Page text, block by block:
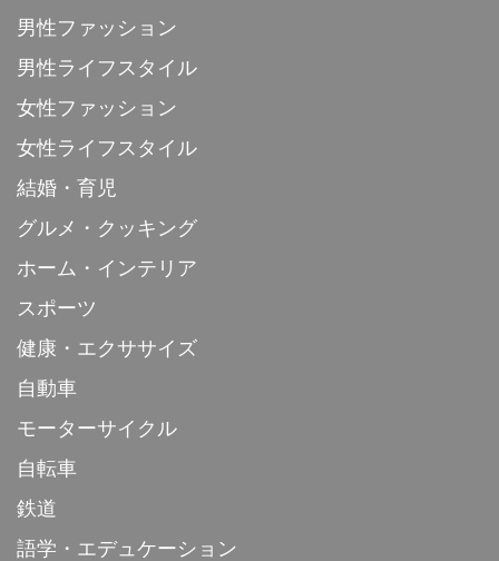
男性ファッション
男性ライフスタイル
女性ファッション
女性ライフスタイル
結婚・育児
グルメ・クッキング
ホーム・インテリア
スポーツ
健康・エクササイズ
自動車
モーターサイクル
自転車
鉄道
語学・エデュケーション